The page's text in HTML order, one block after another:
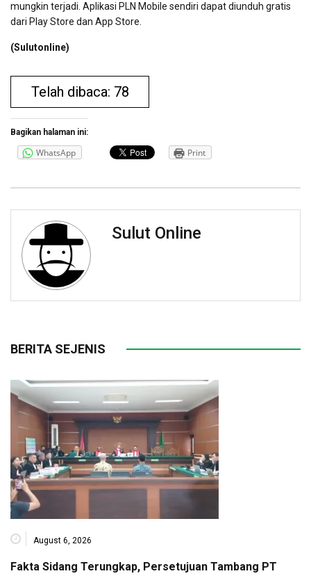
mungkin terjadi. Aplikasi PLN Mobile sendiri dapat diunduh gratis
dari Play Store dan App Store.
(Sulutonline)
Telah dibaca: 78
Bagikan halaman ini:
WhatsApp Print
Sulut Online
BERITA SEJENIS
August 6, 2026
Fakta Sidang Terungkap, Persetujuan Tambang PT